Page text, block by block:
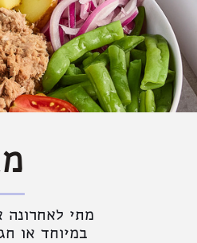
מתי לאחרונה
במיוחד או